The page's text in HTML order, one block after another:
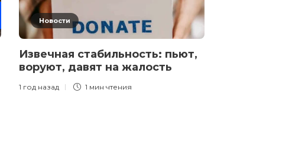
Новости
Извечная стабильность: пьют,
воруют, давят на жалость
1 год назад 1 мин чтения